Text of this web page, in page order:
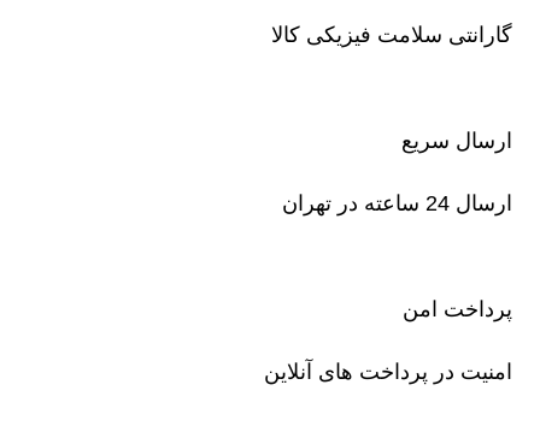
گارانتی سلامت فیزیکی کالا
ارسال سریع
ارسال 24 ساعته در تهران
پرداخت امن
امنیت در پرداخت های آنلاین